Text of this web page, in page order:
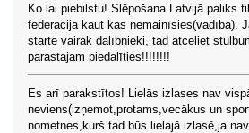
Ko lai piebilstu! Slēpošana Latvijā paliks
federācijā kaut kas nemainīsies(vadība).
startē vairāk dalībnieki, tad atceliet
parastajam piedalīties!!!!!!!!
Es arī parakstītos! Lielās izlases nav
neviens(izņemot,protams,vecākus un
nometnes,kurš tad būs lielajā izlasē,ja